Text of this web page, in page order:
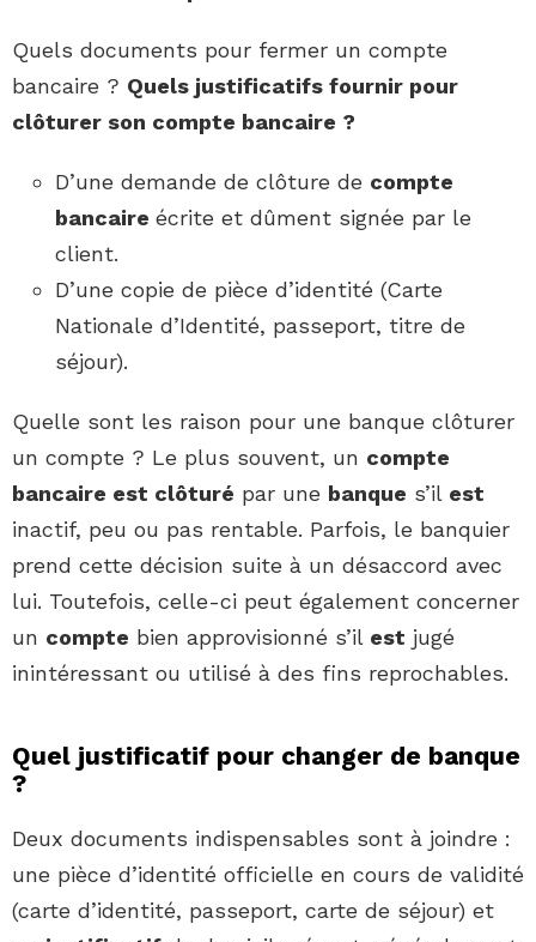
Quels documents pour fermer un compte
bancaire ? Quels justificatifs fournir pour
clôturer son compte bancaire ?
D’une demande de clôture de compte
bancaire écrite et dûment signée par le
client.
D’une copie de pièce d’identité (Carte
Nationale d’Identité, passeport, titre de
séjour).
Quelle sont les raison pour une banque clôturer
un compte ? Le plus souvent, un compte
bancaire est clôturé par une banque s’il est
inactif, peu ou pas rentable. Parfois, le banquier
prend cette décision suite à un désaccord avec
lui. Toutefois, celle-ci peut également concerner
un compte bien approvisionné s’il est jugé
inintéressant ou utilisé à des fins reprochables.
Quel justificatif pour changer de banque
?
Deux documents indispensables sont à joindre :
une pièce d’identité officielle en cours de validité
(carte d’identité, passeport, carte de séjour) et